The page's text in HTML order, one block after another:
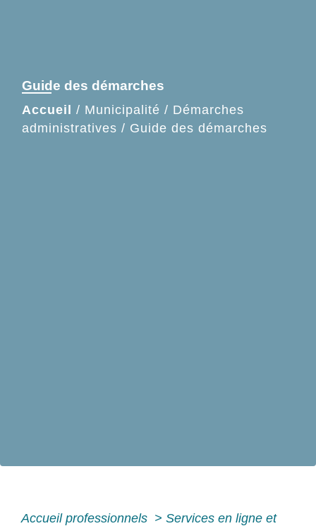
Guide des démarches
Accueil / Municipalité / Démarches
administratives / Guide des démarches
Accueil professionnels > Services en ligne et